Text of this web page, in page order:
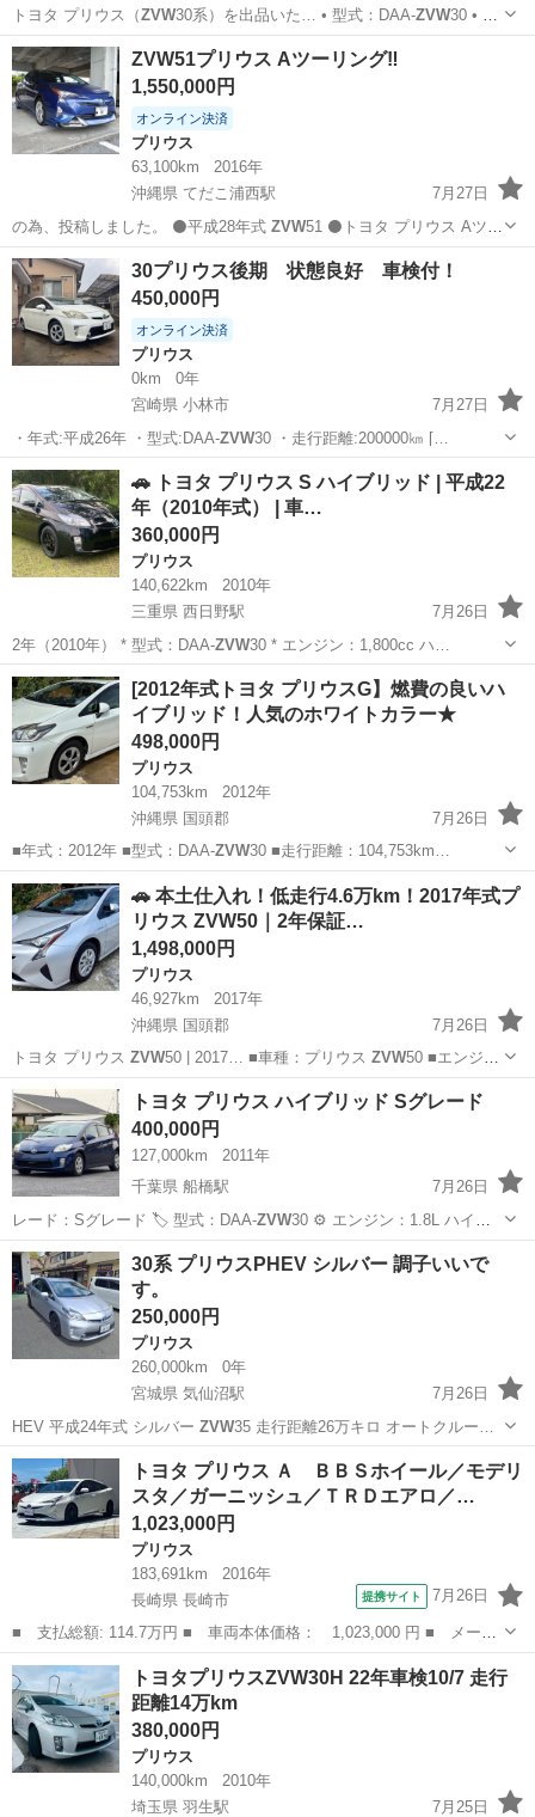
トヨタ プリウス（ZVW30系）を出品いた… • 型式：DAA-ZVW30 • グ
レード…
石川 金沢市 金沢駅 プリウス 車両
ZVW51プリウス Aツーリング‼️
1,550,000円
オンライン決済
プリウス
63,100km
2016年
沖縄県 てだこ浦西駅
7月27日
の為、投稿しました。 ⚫平成28年式 ZVW51 ⚫トヨタ プリウス Aツー
リング…
沖縄 沖縄市 てだこ浦西駅 プリウス
30プリウス後期 状態良好 車検付！
450,000円
オンライン決済
プリウス
0km
0年
宮崎県 小林市
7月27日
・年式:平成26年 ・型式:DAA-ZVW 30 ・走行距離:200000㎞ […
宮崎 小林市 プリウス
🚗 トヨタ プリウス S ハイブリッド | 平成22
年（2010年式） | 車…
360,000円
プリウス
140,622km
2010年
三重県 西日野駅
7月26日
2年（2010年） * 型式：DAA-ZVW30 * エンジン：1,800cc ハ…
三重 四日市市 西日野駅 プリウス
[2012年式トヨタ プリウスG】燃費の良いハ
イブリッド！人気のホワイトカラー★
498,000円
プリウス
104,753km
2012年
沖縄県 国頭郡
7月26日
■年式：2012年 ■型式：DAA-ZVW30 ■走行距離：104,753km…
沖縄 国頭郡 プリウス 車両
🚗 本土仕入れ！低走行4.6万km！2017年式プ
リウス ZVW50｜2年保証…
1,498,000円
プリウス
46,927km
2017年
沖縄県 国頭郡
7月26日
トヨタ プリウス ZVW50 | 2017… ■車種：プリウス ZVW50 ■エンジ
ン…
沖縄 国頭郡 プリウス
トヨタ プリウス ハイブリッド Sグレード
400,000円
127,000km
2011年
千葉県 船橋駅
7月26日
レード：Sグレード 🏷 型式：DAA-ZVW30 ⚙️ エンジン：1.8L ハイ
ブ…
千葉 船橋市 船橋駅
30系 プリウスPHEV シルバー 調子いいで
す。
250,000円
プリウス
260,000km
0年
宮城県 気仙沼駅
7月26日
HEV 平成24年式 シルバー ZVW35 走行距離26万キロ オートクルー…
宮城 気仙沼市 気仙沼駅
トヨタ プリウス Ａ ＢＢＳホイール／モデリ
スタ／ガーニッシュ／ＴＲＤエアロ／…
1,023,000円
プリウス
183,691km
2016年
長崎県 長崎市
提携サイト 7月26日
■ 支払総額: 114.7万円 ■ 車両本体価格： 1,023,000 円 ■ メーカ
ー名： トヨタ ■ 車種名： プリウス ■ グレード名： Ａ ＢＢ
Ｓホイール／モデリスタ／ガーニッシュ／ＴＲＤエアロ／デイライト
／バック...
長崎 長崎市 プリウス
トヨタプリウスZVW30H 22年車検10/7 走行
距離14万km
380,000円
プリウス
140,000km
2010年
埼玉県 羽生駅
7月25日